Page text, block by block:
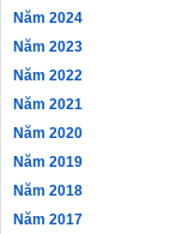
của Chính phủ)
Năm 2024
Năm 2023
Năm 2022
Năm 2021
Năm 2020
Năm 2019
Năm 2018
Năm 2017